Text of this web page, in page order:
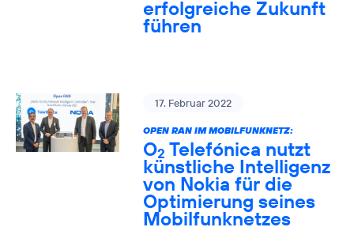
erfolgreiche Zukunft
führen
17. Februar 2022
OPEN RAN IM MOBILFUNKNETZ:
O2 Telefónica nutzt
künstliche Intelligenz
von Nokia für die
Optimierung seines
Mobilfunknetzes